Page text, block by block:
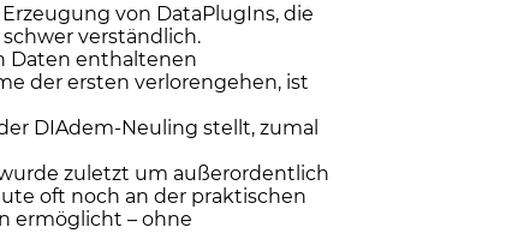
von DataPlugIns, die
verständlich.
Daten enthaltenen
der ersten verlorengehen, ist
DIAdem-Neuling stellt, zumal
zuletzt um außerordentlich
oft noch an der praktischen
ermöglicht – ohne